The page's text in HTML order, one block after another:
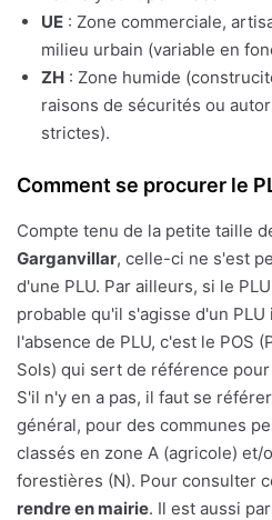
UE : Zone commerciale,
milieu urbain (variable en
ZH : Zone humide
raisons de sécurités ou
strictes).
Comment se procurer le
Compte tenu de la petite taille
Garganvillar, celle-ci ne s'est
d'une PLU. Par ailleurs, si le
probable qu'il s'agisse d'un PLU
l'absence de PLU, c'est le POS
Sols) qui sert de référence
S'il n'y en a pas, il faut se
général, pour des communes
classés en zone A (agricole)
forestières (N). Pour consulter
rendre en mairie. Il est aussi